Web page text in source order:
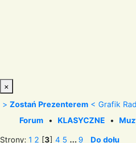
×
> Zostań Prezenterem < Grafik
Forum • KLASYCZNE •
Strony: 1 2 [3] 4 5 ... 9 Do dołu